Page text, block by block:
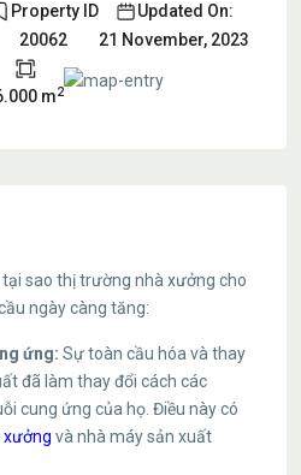
Property ID
20062
Updated On:
21 November, 2023
m2
sao thị trường nhà xưởng cho
ngày càng tăng:
ứng: Sự toàn cầu hóa và thay
đã làm thay đổi cách các
cung ứng của họ. Điều này có
xưởng và nhà máy sản xuất